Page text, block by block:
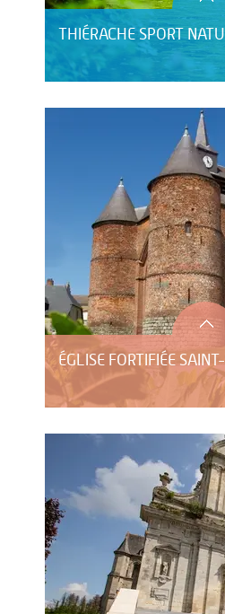
THIÉRACHE SPORT
ÉGLISE FORTIFIÉE